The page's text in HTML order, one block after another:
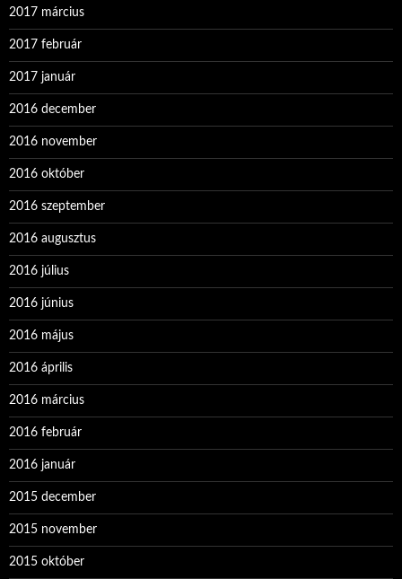
2017 március
2017 február
2017 január
2016 december
2016 november
2016 október
2016 szeptember
2016 augusztus
2016 július
2016 június
2016 május
2016 április
2016 március
2016 február
2016 január
2015 december
2015 november
2015 október